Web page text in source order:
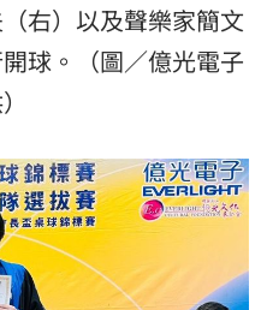
右）以及聲樂家簡文
球。（圖／億光電子